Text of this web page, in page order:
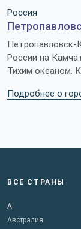
Россия
Петропавловск-
России на
Тихим океаном.
Подробнее о
ВСЕ СТРАНЫ
А
Австралия